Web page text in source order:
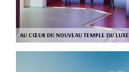
AU CŒUR DU NOUVEAU TEMPLE DU LUXE